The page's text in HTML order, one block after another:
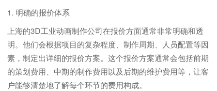
1. 明确的报价体系
上海的3D工业动画制作公司在报价方面通常非常明确和透
明。他们会根据项目的复杂程度、制作周期、人员配置等因
素，制定出详细的报价方案。这个报价方案通常会包括前期
的策划费用、中期的制作费用以及后期的维护费用等，让客
户能够清楚地了解每个环节的费用构成。